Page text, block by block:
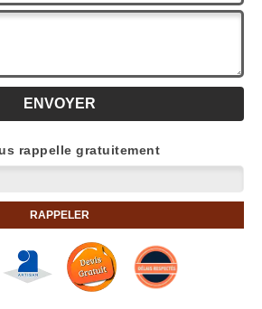
rappelle gratuitement